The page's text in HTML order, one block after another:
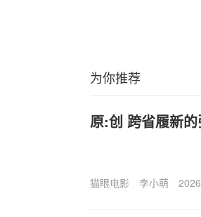
为你推荐
原:创 跨省履新
猫眼电影 李小萌